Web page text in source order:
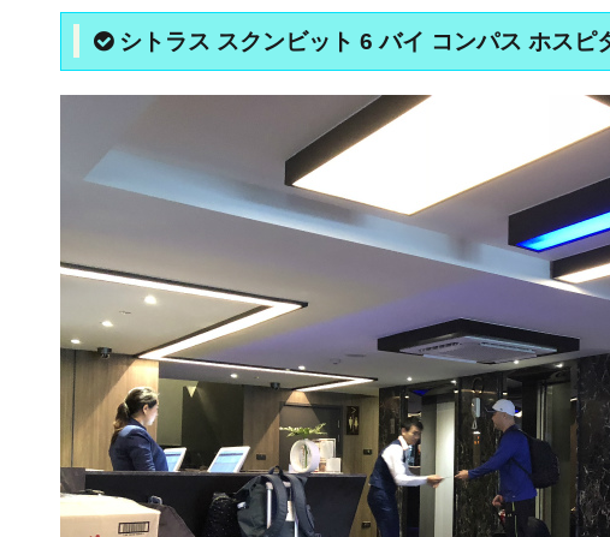
シトラス スクンビット 6 バイ コンパス ホスピ